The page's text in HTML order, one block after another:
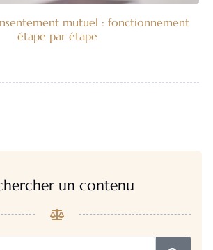
mutuel : fonctionnement
étape par étape
un contenu